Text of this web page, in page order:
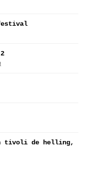
tivoli de helling,